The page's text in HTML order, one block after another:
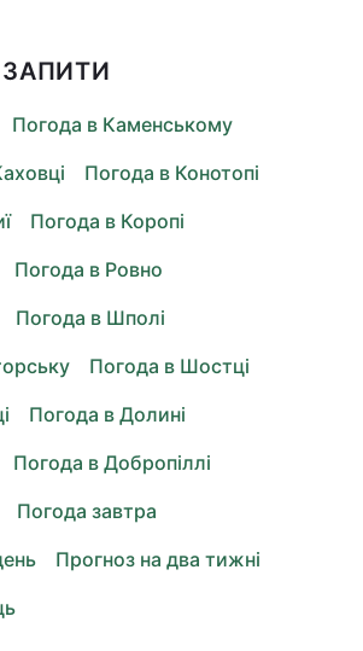
Погода в Каменському
Погода в Конотопі
Погода в Коропі
Погода в Ровно
Погода в Шполі
Погода в Шостці
Погода в Долині
Погода в Добропіллі
Погода завтра
Прогноз на два тижні